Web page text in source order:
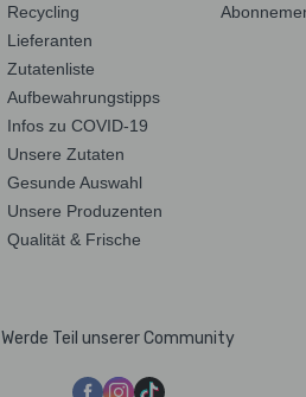
Recycling
Lieferanten
Zutatenliste
Aufbewahrungstipps
Infos zu COVID-19
Unsere Zutaten
Gesunde Auswahl
Unsere Produzenten
Qualität & Frische
Werde Teil unserer Community